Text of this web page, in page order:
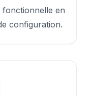
fonctionnelle en
configuration.